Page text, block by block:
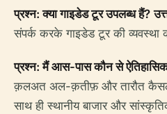
प्रश्न: क्या गाइडेड टूर उपलब्ध हैं?
संपर्क करके गाइडेड टूर की व्यवस्था
प्रश्न: मैं आस-पास कौन से
क़लअत अल-क़तीफ़ और तारौत
साथ ही स्थानीय बाजार और